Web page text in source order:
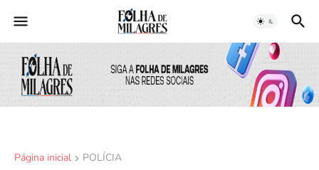
Página inicial POLÍCIA